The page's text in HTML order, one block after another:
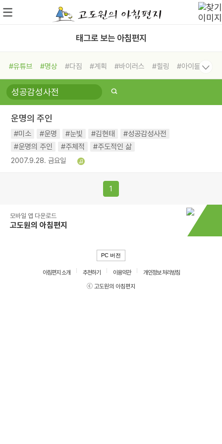
태그로 보는 아침편지
#유튜브 #명상 #다짐 #계획 #바이러스 #힐링
#아이들
#비전캠프
#독서캠프 #삶
#희망
#나눔 #친구 #링컨학교
#독서
#건강
운명의 주인
#미소 #운명 #눈빛 #김현태
#성공감성사전
#운명의 주인
#주체적 #주도적인 삶
2007.9.28. 금요일
1
모바일 앱 다운로드
고도원의 아침편지
PC 버전
아침편지 소개 추천하기 이용약관
개인정보 처리방침
ⓒ 고도원의 아침편지